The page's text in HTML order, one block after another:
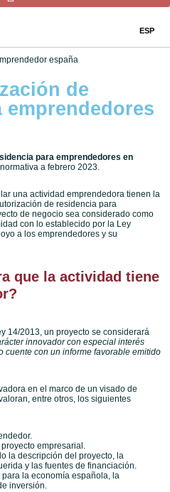
ESP
de
emprendedores
para emprendedores en
a febrero 2023.
una actividad emprendedora tienen la
de residencia para
de negocio sea considerado como
con lo establecido por la Ley
a los emprendedores y su
que la actividad tiene
14/2013, un proyecto se considerará
innovador con especial interés
cuente con un informe favorable emitido
en el marco de un visado de
entre otros, los siguientes
empresarial.
la descripción del proyecto, la
y las fuentes de financiación.
la economía española, la
inversión.